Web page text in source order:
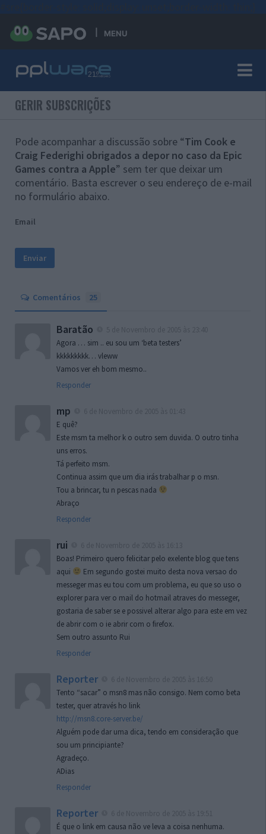
MENU
GERIR SUBSCRIÇÕES
Pode acompanhar a discussão sobre “Tim Cook e
Craig Federighi obrigados a depor no caso da Epic
Games contra a Apple” sem ter que deixar um
comentário. Basta escrever o seu endereço de e-mail
no formulário abaixo.
Email
Comentários 25
Baratão
Agora … sim .. eu sou um ‘beta testers’
kkkkkkkkk… vleww
Vamos ver eh bom mesmo..
Responder
mp
E quê?
Este msm ta melhor k o outro sem duvida. O outro tinha
uns erros.
Tá perfeito msm.
Continua assim que um dia irás trabalhar p o msn.
Tou a brincar, tu n pescas nada
Abraço
Responder
rui
Boas! Primeiro quero felicitar pelo exelente blog que tens
aqui
Em segundo gostei muito desta nova versao do
messeger mas eu tou com um problema, eu que so uso o
explorer para ver o mail do hotmail atraves do messeger,
gostaria de saber se e possivel alterar algo para este em vez
de abrir com o ie abrir com o firefox.
Sem outro assunto Rui
Responder
Reporter
Tento “sacar” o msn8 mas não consigo. Nem como beta
tester, quer através ho link
http://msn8.core-server.be/
Alguém pode dar uma dica, tendo em consideração que
sou um principiante?
Agradeço.
ADias
Responder
Reporter
É que o link em causa não ve leva a coisa nenhuma.